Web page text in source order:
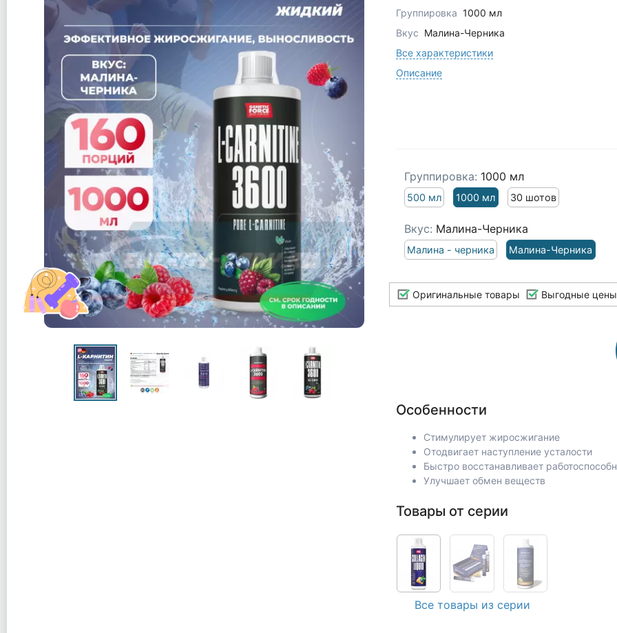
Группировка 1000 мл
Вкус Малина-Черника
Все характеристики
Описание
Группировка: 1000 мл
500 мл 1000 мл 30 шотов
Вкус: Малина-Черника
Малина - черника Малина-Черника
Оригинальные товары Выгодные цены
Особенности
Стимулирует жиросжигание
Отодвигает наступление усталости
Быстро восстанавливает
Улучшает обмен веществ
Товары от серии
Все товары из серии